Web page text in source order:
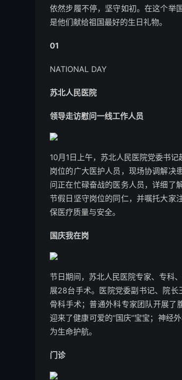
依然步履不停，坚守如初。在这个
是他们献给祖国最好的生日礼物。
01
NATIONAL DAY
苏北人民医院
领导走访慰问一线工作人员
10月1日上午，苏北人民医院党委书
岗位的广大医护人员，现场协调解决
问正在忙碌奋战的医务人员，详细了
节假日坚守岗位的同仁，并嘱托大家
保医疗质量与安全。
国庆我在岗
节日期间，苏北人民医院专家、专科
展28台手术。医院党委副书记、院
骨科手术；普通外科专家团队开展了
迎来了健康可爱的“国庆”宝宝；神经
为生命护航。
门诊